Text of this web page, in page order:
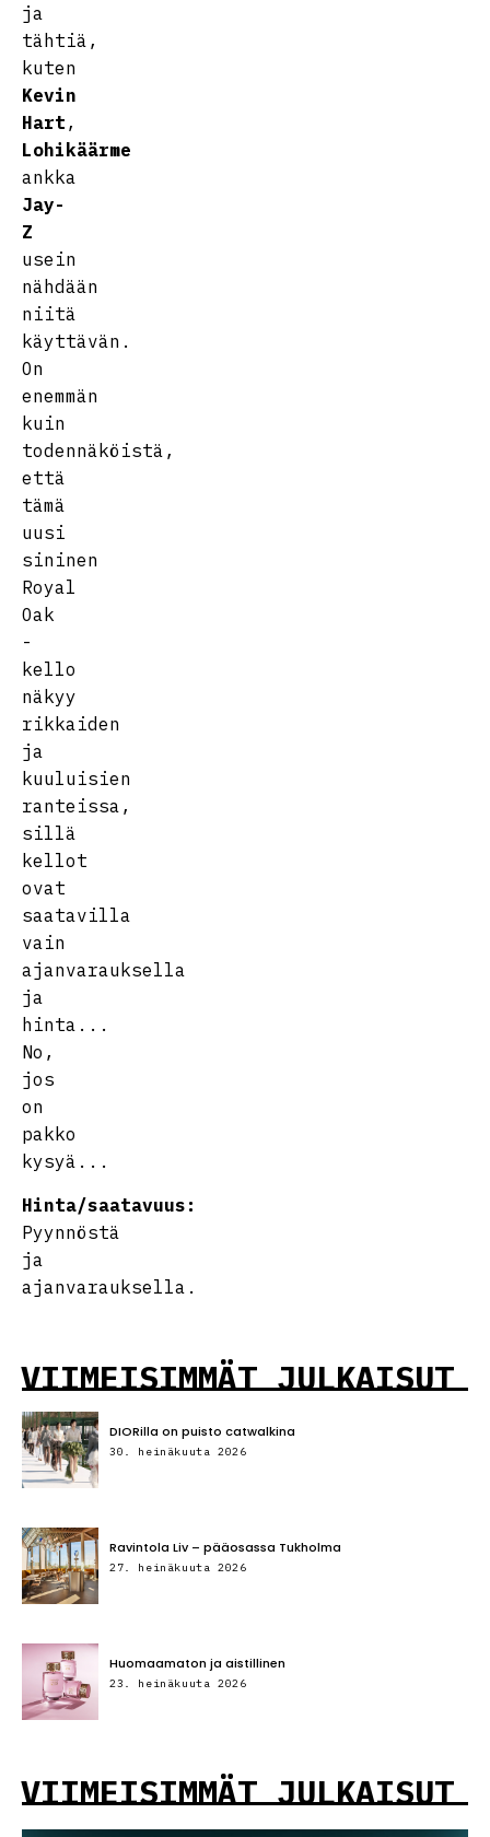
ja
tähtiä,
kuten
Kevin
Hart ,
Lohikäärme
ankka
Jay-
Z
usein
nähdään
niitä
käyttävän.
On
enemmän
kuin
todennäköistä,
että
tämä
uusi
sininen
Royal
Oak
-
kello
näkyy
rikkaiden
ja
kuuluisien
ranteissa,
sillä
kellot
ovat
saatavilla
vain
ajanvarauksella
ja
hinta...
No,
jos
on
pakko
kysyä...
Hinta/saatavuus:
Pyynnöstä
ja
ajanvarauksella.
VIIMEISIMMÄT JULKAISUT
DIORilla on puisto catwalkina
30. heinäkuuta 2026
Ravintola Liv – pääosassa Tukholma
27. heinäkuuta 2026
Huomaamaton ja aistillinen
23. heinäkuuta 2026
VIIMEISIMMÄT JULKAISUT